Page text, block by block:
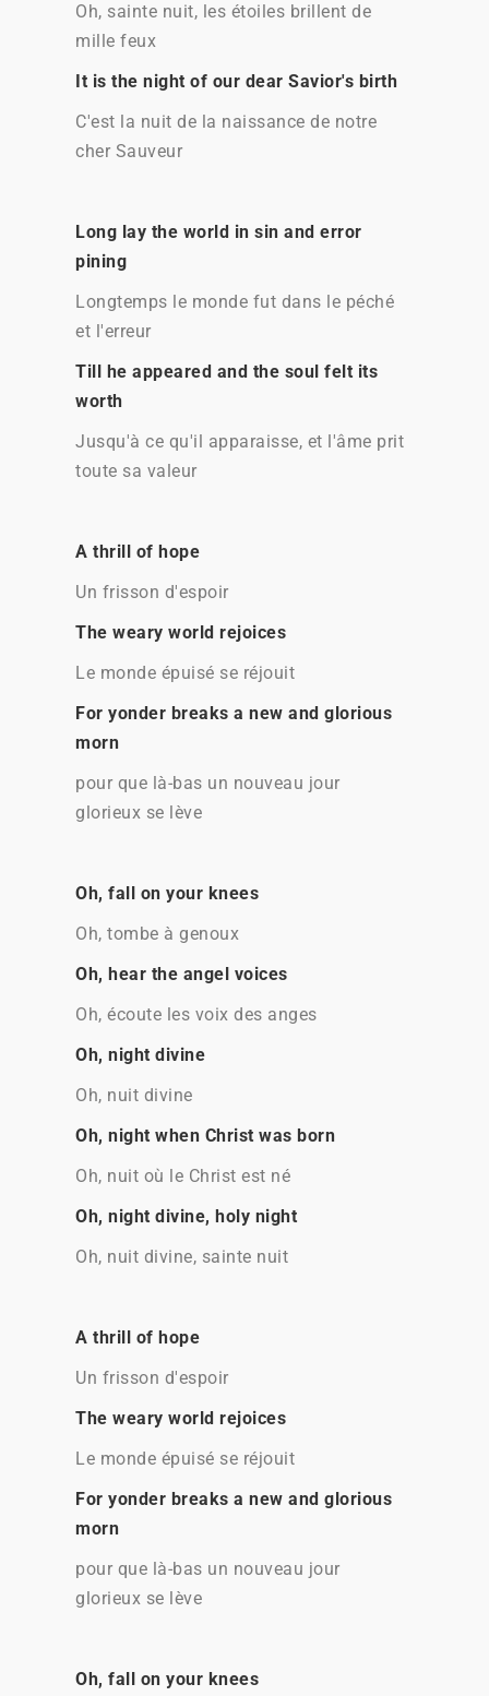
Oh, sainte nuit, les étoiles brillent de
mille feux
It is the night of our dear Savior's birth
C'est la nuit de la naissance de notre
cher Sauveur
Long lay the world in sin and error
pining
Longtemps le monde fut dans le péché
et l'erreur
Till he appeared and the soul felt its
worth
Jusqu'à ce qu'il apparaisse, et l'âme prit
toute sa valeur
A thrill of hope
Un frisson d'espoir
The weary world rejoices
Le monde épuisé se réjouit
For yonder breaks a new and glorious
morn
pour que là-bas un nouveau jour
glorieux se lève
Oh, fall on your knees
Oh, tombe à genoux
Oh, hear the angel voices
Oh, écoute les voix des anges
Oh, night divine
Oh, nuit divine
Oh, night when Christ was born
Oh, nuit où le Christ est né
Oh, night divine, holy night
Oh, nuit divine, sainte nuit
A thrill of hope
Un frisson d'espoir
The weary world rejoices
Le monde épuisé se réjouit
For yonder breaks a new and glorious
morn
pour que là-bas un nouveau jour
glorieux se lève
Oh, fall on your knees